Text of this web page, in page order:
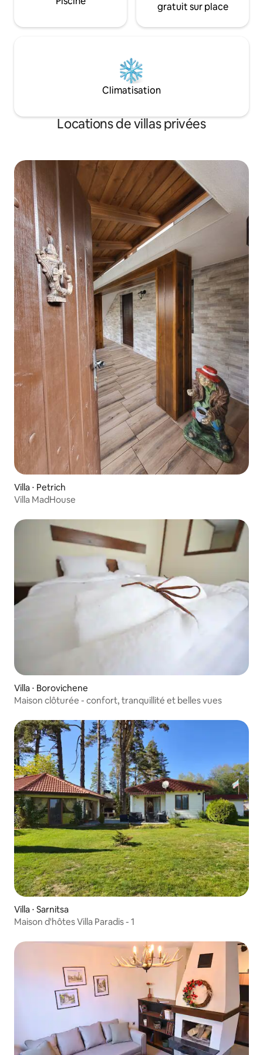
gratuit sur place
Climatisation
Locations de villas privées
Villa ⋅ Petrich
Villa MadHouse
Villa ⋅ Borovichene
Maison clôturée - confort, tranquillité et belles vues
Villa ⋅ Sarnitsa
Maison d'hôtes Villa Paradis - 1